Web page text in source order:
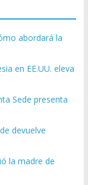
abordará la
en EE.UU. eleva
Sede presenta
devuelve
la madre de